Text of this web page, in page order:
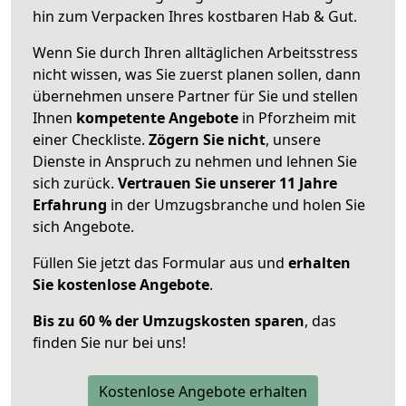
hin zum Verpacken Ihres kostbaren Hab & Gut.
Wenn Sie durch Ihren alltäglichen Arbeitsstress
nicht wissen, was Sie zuerst planen sollen, dann
übernehmen unsere Partner für Sie und stellen
Ihnen kompetente Angebote in Pforzheim mit
einer Checkliste. Zögern Sie nicht, unsere
Dienste in Anspruch zu nehmen und lehnen Sie
sich zurück. Vertrauen Sie unserer 11 Jahre
Erfahrung in der Umzugsbranche und holen Sie
sich Angebote.
Füllen Sie jetzt das Formular aus und erhalten
Sie kostenlose Angebote.
Bis zu 60 % der Umzugskosten sparen, das
finden Sie nur bei uns!
Kostenlose Angebote erhalten